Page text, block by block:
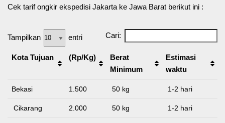
Cek tarif ongkir ekspedisi Jakarta ke Jawa Barat berikut ini :
Tampilkan entri Cari:
Kota Tujuan (Rp/Kg)
Berat
Minimum
Estimasi
waktu
Bekasi 1.500 50 kg 1-2 hari
Cikarang 2.000 50 kg 1-2 hari